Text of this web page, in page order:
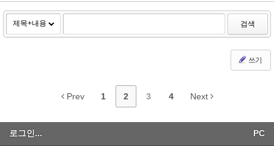
검색
쓰기
Prev 1 2 3 4 Next
로그인... PC